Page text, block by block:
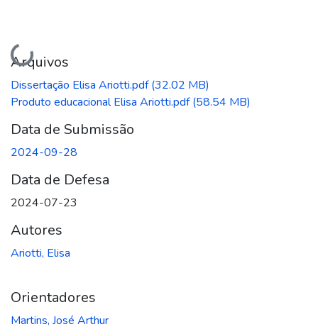
Carregando...
Arquivos
Dissertação Elisa Ariotti.pdf(32.02 MB)
Produto educacional Elisa Ariotti.pdf(58.54 MB)
Data de Submissão
2024-09-28
Data de Defesa
2024-07-23
Autores
Ariotti, Elisa
Orientadores
Martins, José Arthur